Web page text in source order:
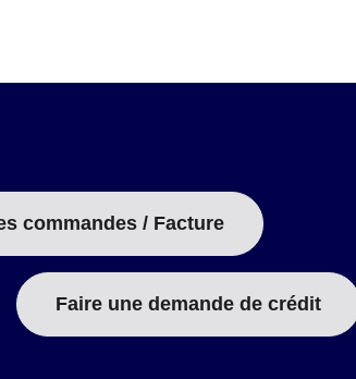
commandes / Facture
Faire une demande de crédit